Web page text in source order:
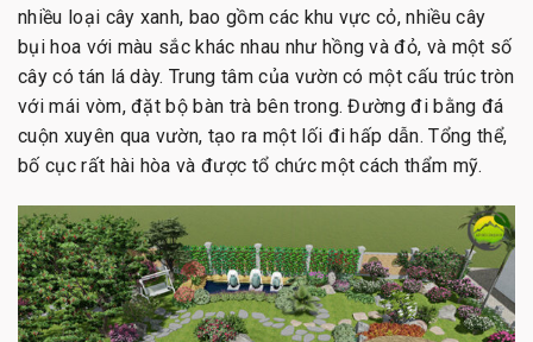
nhiều loại cây xanh, bao gồm các khu vực cỏ, nhiều cây
bụi hoa với màu sắc khác nhau như hồng và đỏ, và một số
cây có tán lá dày. Trung tâm của vườn có một cấu trúc tròn
với mái vòm, đặt bộ bàn trà bên trong. Đường đi bằng đá
cuộn xuyên qua vườn, tạo ra một lối đi hấp dẫn. Tổng thể,
bố cục rất hài hòa và được tổ chức một cách thẩm mỹ.